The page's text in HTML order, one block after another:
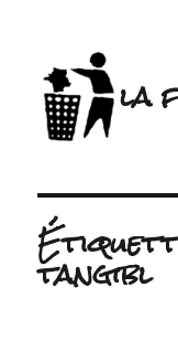
la
tangibl